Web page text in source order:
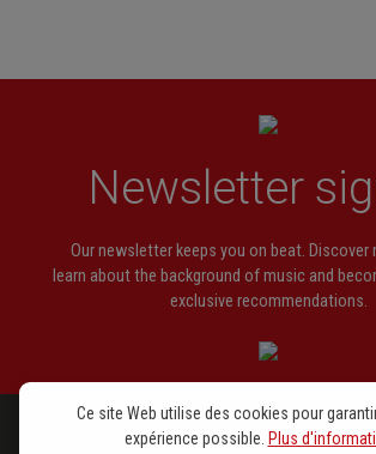
Sinfonie op. 6/6
Newsletter
Our newsletter keeps you on beat. Discover
learn about the background of music and
exclusive recommendations.
Ce site Web utilise des cookies pour
expérience possible. Plus